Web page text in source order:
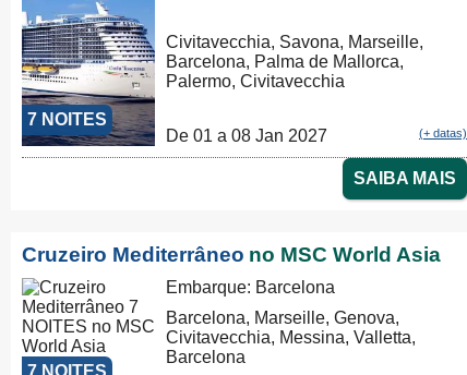
7 NOITES
Civitavecchia, Savona, Marseille,
Barcelona, Palma de Mallorca,
Palermo, Civitavecchia
De 01 a 08 Jan 2027 (+ datas)
SAIBA MAIS
Cruzeiro Mediterrâneo no MSC World Asia
Embarque: Barcelona
Barcelona, Marseille, Genova,
Civitavecchia, Messina, Valletta,
Barcelona